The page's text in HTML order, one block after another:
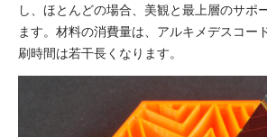
し、ほとんどの場合、美観と最上層のサポ
ます。材料の消費量は、アルキメデスコー
刷時間は若干長くなります。